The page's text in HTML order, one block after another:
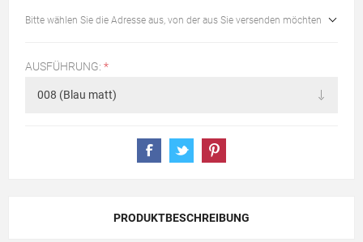
Bitte wählen Sie die Adresse aus, von der aus Sie versenden möchten
AUSFÜHRUNG: *
PRODUKTBESCHREIBUNG